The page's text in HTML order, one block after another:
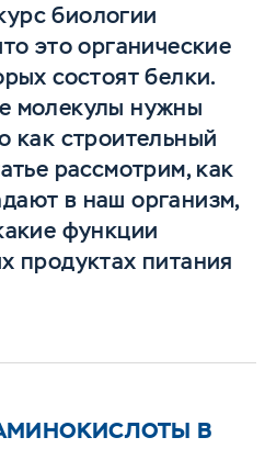
биологии
это органические
состоят белки.
молекулы нужны
как строительный
рассмотрим, как
в наш организм,
функции
продуктах питания
В